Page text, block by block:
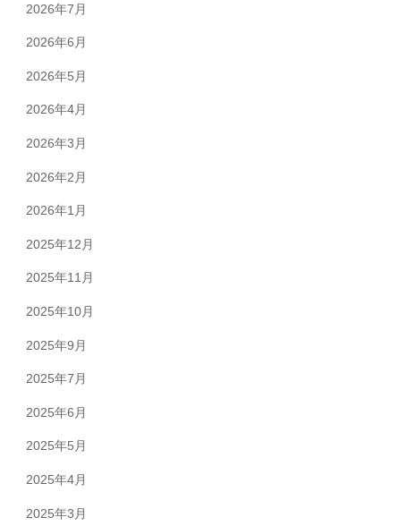
2026年7月
2026年6月
2026年5月
2026年4月
2026年3月
2026年2月
2026年1月
2025年12月
2025年11月
2025年10月
2025年9月
2025年7月
2025年6月
2025年5月
2025年4月
2025年3月